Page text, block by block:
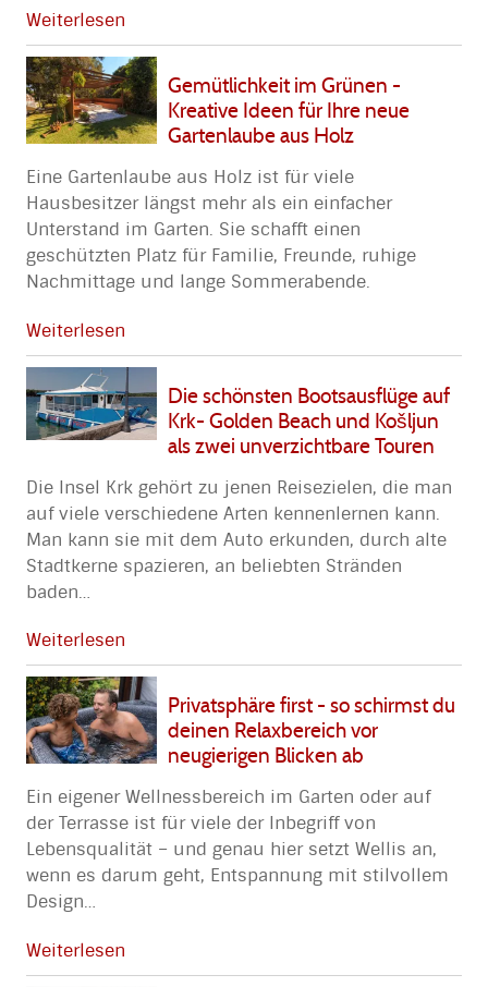
Weiterlesen
Gemütlichkeit im Grünen -
Kreative Ideen für Ihre neue
Gartenlaube aus Holz
Eine Gartenlaube aus Holz ist für viele
Hausbesitzer längst mehr als ein einfacher
Unterstand im Garten. Sie schafft einen
geschützten Platz für Familie, Freunde, ruhige
Nachmittage und lange Sommerabende.
Weiterlesen
Die schönsten Bootsausflüge auf
Krk- Golden Beach und Košljun
als zwei unverzichtbare Touren
Die Insel Krk gehört zu jenen Reisezielen, die man
auf viele verschiedene Arten kennenlernen kann.
Man kann sie mit dem Auto erkunden, durch alte
Stadtkerne spazieren, an beliebten Stränden
baden…
Weiterlesen
Privatsphäre first - so schirmst du
deinen Relaxbereich vor
neugierigen Blicken ab
Ein eigener Wellnessbereich im Garten oder auf
der Terrasse ist für viele der Inbegriff von
Lebensqualität – und genau hier setzt Wellis an,
wenn es darum geht, Entspannung mit stilvollem
Design…
Weiterlesen